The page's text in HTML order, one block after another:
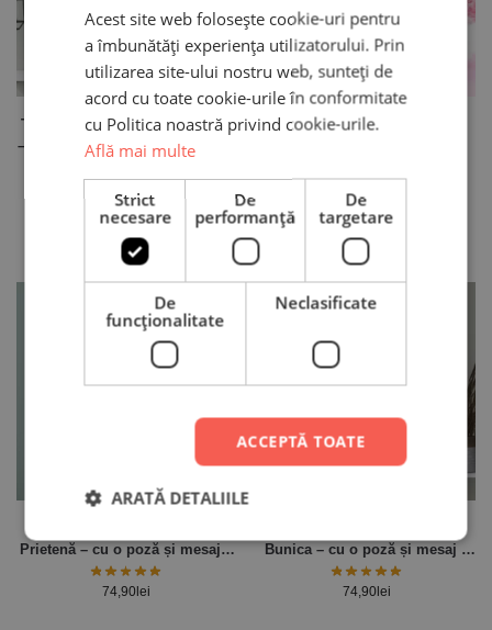
Tablou Personalizat pentru Soț
– cu o poză și mesaj – 30x40cm
Tablou Personalizat cu două
Prietenă – cu o poză și mesaj –
30x40cm
74,90lei
Bunica – cu o poză și mesaj –
30x40cm
74,90lei
Acest site web folosește cookie-uri pentru
a îmbunătăți experiența utilizatorului. Prin
utilizarea site-ului nostru web, sunteți de
acord cu toate cookie-urile în conformitate
cu Politica noastră privind cookie-urile.
Află mai multe
Strict
necesare
De
performanță
De
targetare
De
funcţionalitate
Neclasificate
ACCEPTĂ TOATE
ARATĂ DETALIILE